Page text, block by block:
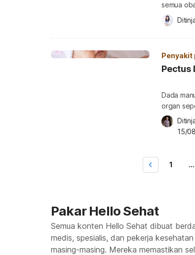
semua
Jika
seperti
Penyakit
Pectus
Dada
organ
tulang
paling15/
1 ...
Pakar Hello Sehat
Semua konten Hello Sehat dibuat
medis, spesialis, dan pekerja
masing-masing. Mereka memastikan